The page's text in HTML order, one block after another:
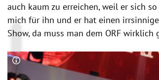
auch kaum zu erreichen, weil er sich
mich für ihn und er hat einen
Show, da muss man dem ORF wirklich
Copyright-Hinweis öffnen/schließen